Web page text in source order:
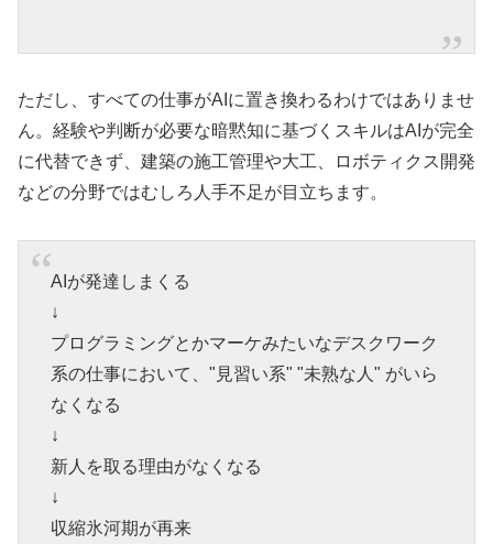
ただし、すべての仕事がAIに置き換わるわけではありませ
ん。経験や判断が必要な暗黙知に基づくスキルはAIが完全
に代替できず、建築の施工管理や大工、ロボティクス開発
などの分野ではむしろ人手不足が目立ちます。
AIが発達しまくる
↓
プログラミングとかマーケみたいなデスクワーク
系の仕事において、"見習い系" "未熟な人" がいら
なくなる
↓
新人を取る理由がなくなる
↓
収縮氷河期が再来